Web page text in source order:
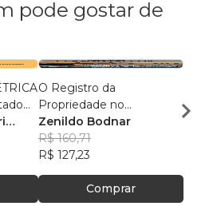
pode gostar de
O Registro da
Propriedade no
Maranhão: Teoria e Prática
Zenildo Bodnar
R$ 160,71
R$ 127,23
Comprar
DOS